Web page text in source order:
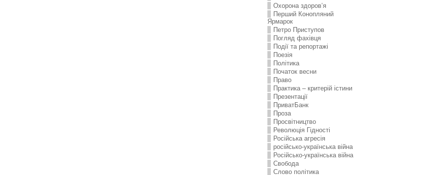
Охорона здоров’я
Перший Конопляний
Ярмарок
Петро Приступов
Погляд фахівця
Події та репортажі
Поезія
Політика
Початок весни
Право
Практика – критерій істини
Презентації
ПриватБанк
Проза
Просвітництво
Революція Гідності
Російська агресія
російсько-українська війна
Російсько-українська війна
Свобода
Слово політика